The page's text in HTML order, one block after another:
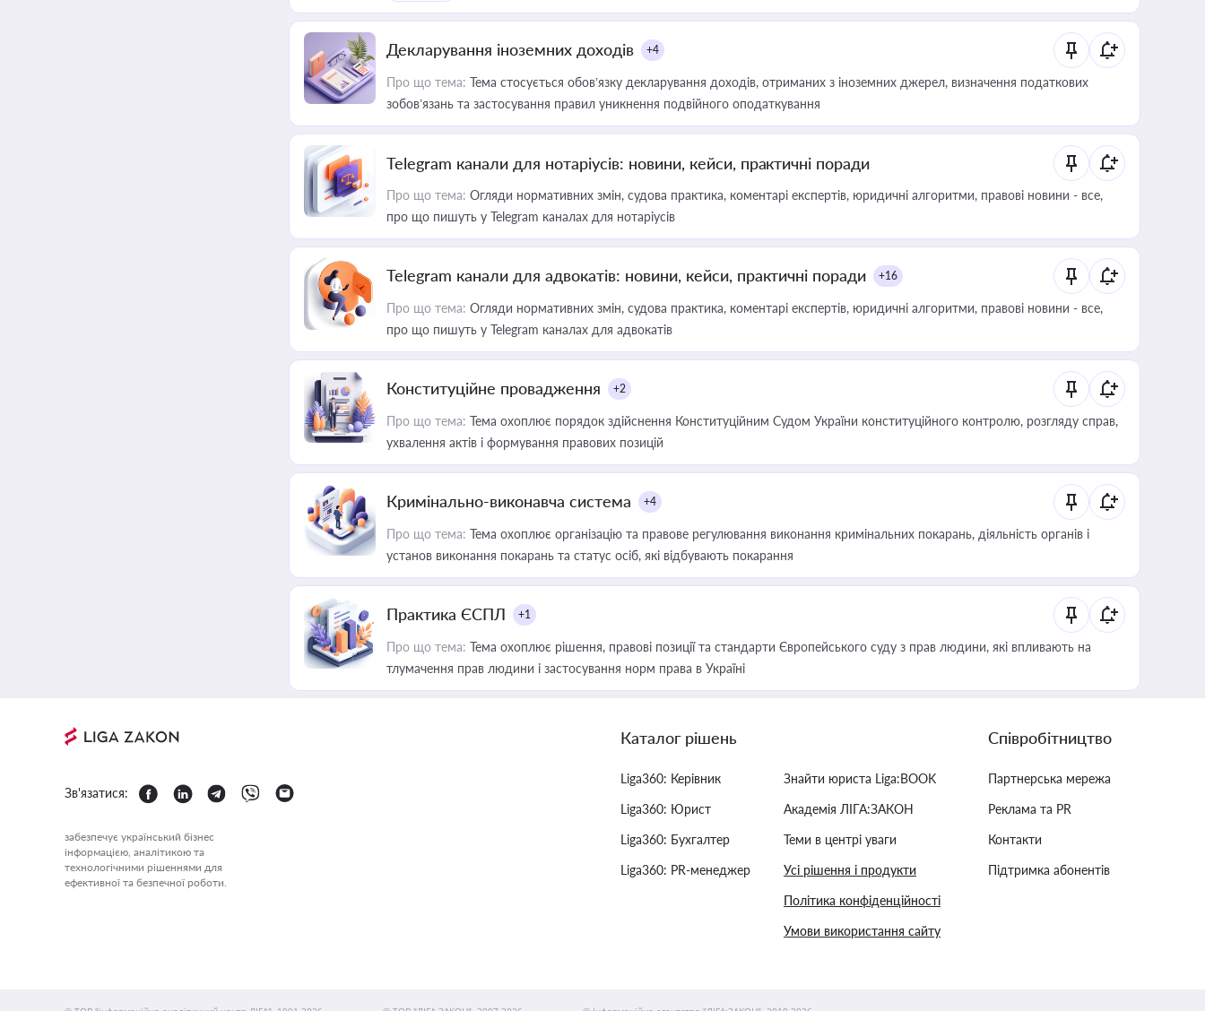
Декларування іноземних доходів +4
Про що тема: Тема стосується обов’язку декларування доходів, отриманих з іноземних джерел, визначення податкових
зобов’язань та застосування правил уникнення подвійного оподаткування
Telegram канали для нотаріусів: новини, кейси, практичні поради
Про що тема: Огляди нормативних змін, судова практика, коментарі експертів, юридичні алгоритми, правові новини - все,
про що пишуть у Telegram каналах для нотаріусів
Telegram канали для адвокатів: новини, кейси, практичні поради +16
Про що тема: Огляди нормативних змін, судова практика, коментарі експертів, юридичні алгоритми, правові новини - все,
про що пишуть у Telegram каналах для адвокатів
Конституційне провадження +2
Про що тема: Тема охоплює порядок здійснення Конституційним Судом України конституційного контролю, розгляду справ,
ухвалення актів і формування правових позицій
Кримінально-виконавча система +4
Про що тема: Тема охоплює організацію та правове регулювання виконання кримінальних покарань, діяльність органів і
установ виконання покарань та статус осіб, які відбувають покарання
Практика ЄСПЛ +1
Про що тема: Тема охоплює рішення, правові позиції та стандарти Європейського суду з прав людини, які впливають на
тлумачення прав людини і застосування норм права в Україні
Зв'язатися:
забезпечує український бізнес
інформацією, аналітикою та
технологічними рішеннями для
ефективної та безпечної роботи.
Каталог рішень
Liga360: Керівник
Liga360: Юрист
Liga360: Бухгалтер
Liga360: PR-менеджер
Знайти юриста Liga:BOOK
Академія ЛІГА:ЗАКОН
Теми в центрі уваги
Усі рішення і продукти
Політика конфіденційності
Умови використання сайту
Співробітництво
Партнерська мережа
Реклама та PR
Контакти
Підтримка абонентів